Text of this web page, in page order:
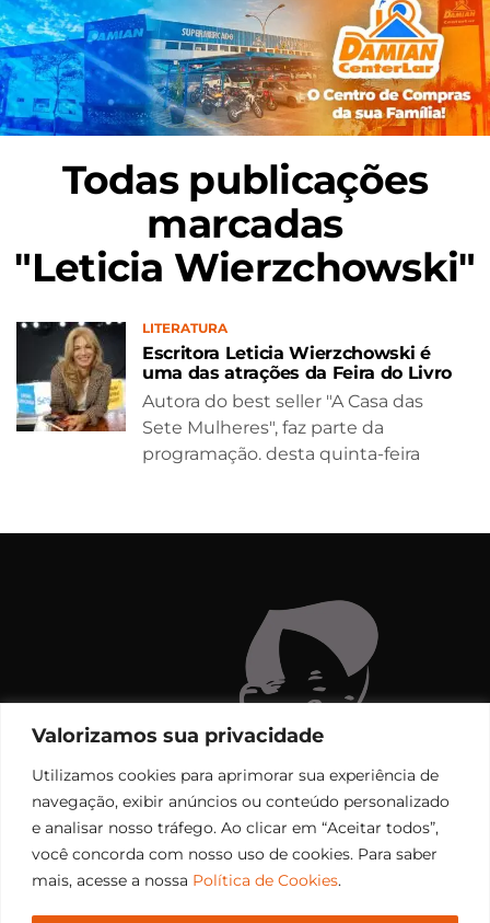
Valorizamos sua privacidade
Utilizamos cookies para aprimorar sua experiência de
navegação, exibir anúncios ou conteúdo personalizado
e analisar nosso tráfego. Ao clicar em “Aceitar todos”,
você concorda com nosso uso de cookies. Para saber
mais, acesse a nossa Política de Cookies.
Todas publicações
marcadas
"Leticia Wierzchowski"
LITERATURA
Escritora Leticia Wierzchowski é
uma das atrações da Feira do Livro
Autora do best seller "A Casa das
Sete Mulheres", faz parte da
programação. desta quinta-feira